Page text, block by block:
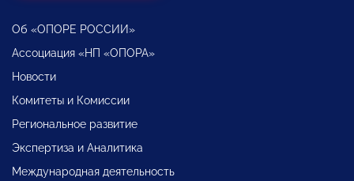
Об «ОПОРЕ РОССИИ»
Ассоциация «НП «ОПОРА»
Новости
Комитеты и Комиссии
Региональное развитие
Экспертиза и Аналитика
Международная деятельность